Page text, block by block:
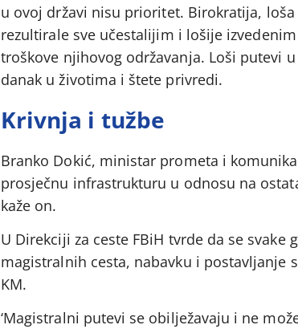
u ovoj državi nisu prioritet. Birokratija,
rezultirale sve učestalijim i lošije
troškove njihovog održavanja. Loši putevi
danak u životima i štete privredi.
Krivnja i tužbe
Branko Dokić, ministar prometa i
prosječnu infrastrukturu u odnosu na
kaže on.
U Direkciji za ceste FBiH tvrde da se
magistralnih cesta, nabavku i postavljanje
KM.
‘Magistralni putevi se obilježavaju i ne